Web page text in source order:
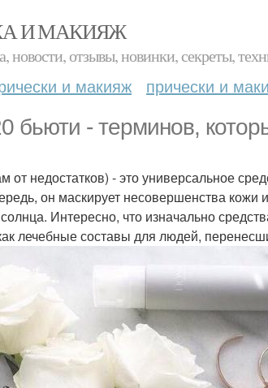
И МАКИЯЖ
отзывы, новинки, секреты,
и макияж прически и
бьюти - терминов,
недостатков) - это универсальное
он маскирует несовершенства
Интересно, что изначально
лечебные составы для людей,